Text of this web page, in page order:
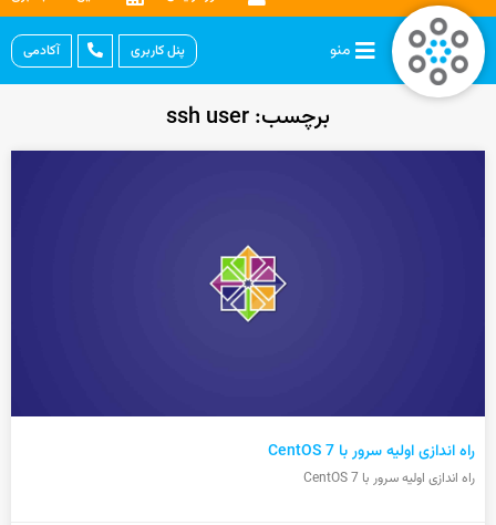
منو پنل کاربری آکادمی
برچسب: ssh user
راه اندازی اولیه سرور با CentOS 7
راه اندازی اولیه سرور با CentOS 7